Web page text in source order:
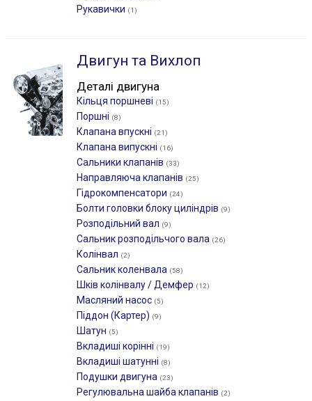
Рукавички (1)
Двигун та Вихлоп
Деталі двигуна
Кільця поршневі (15)
Поршні (8)
Клапана впускні (21)
Клапана випускні (16)
Сальники клапанів (33)
Направляюча клапанів (25)
Гідрокомпенсатори (24)
Болти головки блоку циліндрів (9)
Розподільний вал (9)
Сальник розподільчого вала (26)
Колінвал (2)
Сальник коленвала (58)
Шків колінвалу / Демфер (12)
Масляний насос (5)
Піддон (Картер) (9)
Шатун (5)
Вкладиші корінні (19)
Вкладиші шатунні (8)
Подушки двигуна (23)
Регулювальна шайба клапанів (2)